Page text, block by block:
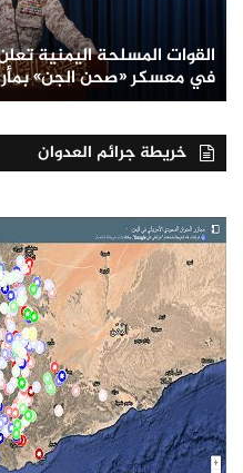
القوات المسلحة اليمنية
في معسكر «صحن الجن»
خريطة جرائم العدوان